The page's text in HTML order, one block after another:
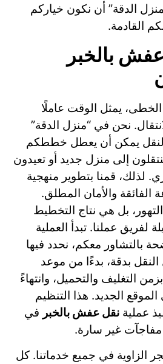
الدقة” أن نكون خياركم
القادمة.
بالخبر
يمثل الوقت عاملًا
نحن في “منزل الدقة”
النقل يمكن أن يعطل خططكم
إلى منزل جديد أو تعيدون
لذلك، قمنا بتطوير منهجية
والأمان المطلق.
بل هي نتاج التخطيط
لفريق عملنا. تبدأ العملية
بالتشاور معكم، نحدد فيها
بدقة، بدءًا من موعد
التغليف والتحميل، وانتهاءً
الجديد. هذا التنظيم
عملية نقل عفش بالخبر في
غير سارة.
الزاوية في جميع خدماتنا. كل